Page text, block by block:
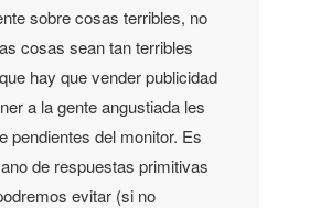
sobre cosas terribles, no
cosas sean tan terribles
hay que vender publicidad
a la gente angustiada les
pendientes del monitor. Es
de respuestas primitivas
evitar (si no